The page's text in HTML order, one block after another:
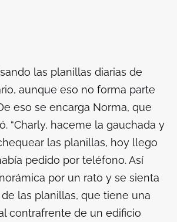
las planillas diarias de
aunque eso no forma parte
eso se encarga Norma, que
“Charly, haceme la gauchada y
las planillas, hoy llego
pedido por teléfono. Así
por un rato y se sienta
las planillas, que tiene una
contrafrente de un edificio